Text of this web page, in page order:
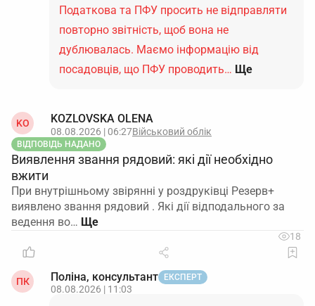
Податкова та ПФУ просить не відправляти
повторно звітність, щоб вона не
дублювалась. Маємо інформацію від
посадовців, що ПФУ проводить… Ще
KO KOZLOVSKA OLENA
08.08.2026 | 06:27Військовий облік
ВІДПОВІДЬ НАДАНО
Виявлення звання рядовий: які дії необхідно
вжити
При внутрішньому звірянні у роздруківці Резерв+
виявлено звання рядовий . Які дії відподального за
ведення во…
18
ПК Поліна, консультант ЕКСПЕРТ
08.08.2026 | 11:03